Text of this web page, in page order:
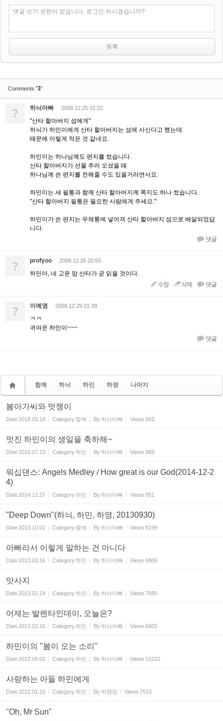
댓글 쓰기 권한이 없습니다. 로그인 하시겠습니까?
Comments '3'
? 하늬아빠 2008.12.25 01:22
"산타 할아버지 섬에게"
하늬가 하민이에게 산타 할아버지는 섬에 사신다고 했는데
때문에 이렇게 적은 것 같네요.
하민이는 하나님께도 편지를 썼습니다.
산타 할아버지가 선물 주러 오셨을 때
하나님께 쓴 편지를 전해줄 수도 있을거라면서요.
하민이는 새 필통과 함께 산타 할아버지께 쪽지도 하나 썼습니다.
"산타 할아버지 필통은 필요한 사람에게 주세요."
하민이가 쓴 편지는 우체통에 넣어져 산타 할아버지 섬으로 배달되었답
니다.
댓글
? profyoo 2008.12.26 20:55
하민아, 네 고운 맘 산타가 곧 읽을 것이다.
수정
삭제 댓글
? 이예영 2008.12.29 21:39
ㅋㅋ
귀여운 하민이~~~
댓글
함께 하늬 하민 하영 나머지
봄아가씨와 멋쟁이
Date2018.03.14 Category 함께 By하늬아빠 Views 693
멋진 하민이의 생일을 축하해~
Date2015.07.23 Category하민 By하늬아빠 Views 989
워십댄스: Angels Medley / How great is our God(2014-12-2
4)
Date2014.12.27 Category하민 By하늬아빠 Views 951
"Deep Down"(하늬, 하민, 하영, 20130930)
Date2013.10.01 Category 함께 By하늬아빠 Views 8199
아빠라서 이렇게 말하는 건 아니다
Date2013.03.16 Category하민 By하늬아빠 Views 6806
맛사지
Date2013.02.19 Category하민 By하늬아빠 Views 7680
어제는 발렌타인데이, 오늘은?
Date2013.02.16 Category하민 By하늬아빠 Views 6603
하민이의 "봄이 오는 소리"
Date2012.06.02 Category하민 By하늬아빠 Views 15222
사랑하는 아들 하민에게
Date2012.01.10 Category하민 By하영맘 Views 7515
"Oh, Mr Sun"